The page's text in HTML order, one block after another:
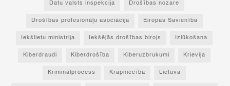
Datu valsts inspekcija Drošības nozare
Drošības profesionāļu asociācija Eiropas Savienība
Iekšlietu ministrija Iekšējās drošības birojs Izlūkošana
Kiberdraudi Kiberdrošība Kiberuzbrukumi Krievija
Kriminālprocess Krāpniecība Lietuva